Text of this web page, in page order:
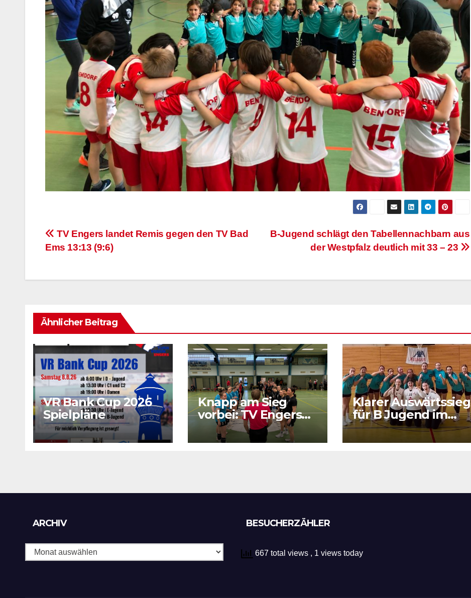
Beitragsnavigation
B-Jugend schlägt den Tabellennachbarn aus
der Westpfalz deutlich mit 33 – 23
TV Engers landet Remis gegen den TV Bad
Ems 13:13 (9:6)
Ähnlicher Beitrag
VR Bank Cup 2026
Spielpläne
Knapp am Sieg
vorbei: TV Engers
sichert sich
wichtigen Punkt
Klarer Auswärtssieg
für B Jugend im
RPS Auswärtsspiel
in Luxenburg
ARCHIV BESUCHERZÄHLER
667 total views , 1 views today